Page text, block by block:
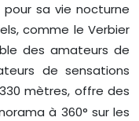
sa vie nocturne
comme le Verbier
des amateurs de
de sensations
mètres, offre des
à 360° sur les